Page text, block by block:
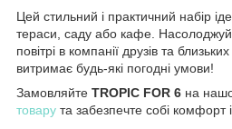
Цей стильний і практичний набір
тераси, саду або кафе.
повітрі в компанії друзів та
витримає будь-які погодні умови!
Замовляйте TROPIC FOR 6 на
товару та забезпечте собі комфорт